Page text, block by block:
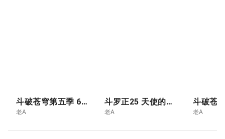
斗破苍穹第五季 6.青莲独尊 云韵的终极突破- 斗尊
老A
斗罗正25 天使的暗面
老A 老A